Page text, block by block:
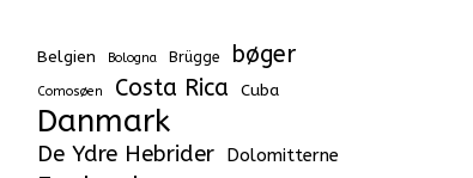
Belgien Bologna Brügge bøger
Comosøen Costa Rica Cuba
Danmark
De Ydre Hebrider Dolomitterne